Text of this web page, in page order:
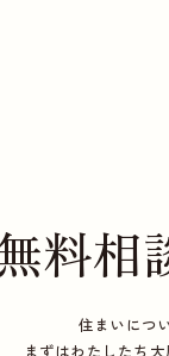
料相
住まいにつ
まずはわたしたち